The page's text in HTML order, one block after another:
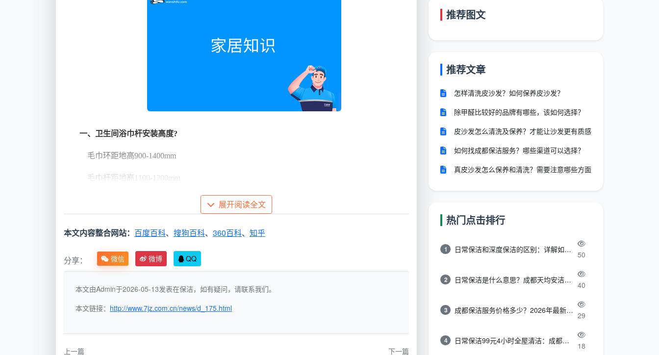
一、卫生间浴巾杆安装高度?
毛巾环距地高900-1400mm
毛巾杆距地高1100-1200mm
展开阅读全文
本文内容整合网站： 百度百科、 搜狗百科、 360百科、 知乎
分享： 微信 微博 QQ
本文由Admin于2026-05-13发表在保洁，如有疑问，请联系我们。
本文链接： http://www.7jz.com.cn/news/d_175.html
上一篇
下一篇
推荐图文
推荐文章
怎样清洗皮沙发？如何保养皮沙发？
除甲醛比较好的品牌有哪些，该如何选择？
皮沙发怎么清洗及保养？才能让沙发更有质感
如何找成都保洁服务？哪些渠道可以选择？
真皮沙发怎么保养和清洗？需要注意哪些方面
热门点击排行
1 日常保洁和深度保洁的区别：详解如何选择最适合的清洁服务
50
2 日常保洁是什么意思？成都天均安洁带你快速区分“日常vs深度vs开荒”
40
3 成都保洁服务价格多少？2026年最新报价表来了，这一篇看透所有费用
29
4 日常保洁99元4小时全屋清洁：成都天均安洁保洁超值服务全解析
18